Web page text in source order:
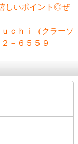
しいポイント◎ぜ
ｃｈｉ（クラーソ
－６５５９